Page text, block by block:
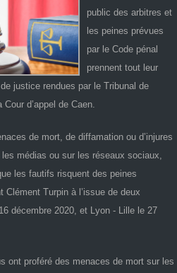
public des arbitres et
les peines prévues
par le Code pénal
prennent tout leur
justice rendues par le Tribunal de
d’appel de Caen.
de mort, de diffamation ou d’injures
médias ou sur les réseaux sociaux,
les fautifs risquent des peines
Turpin à l’issue de deux
décembre 2020, et Lyon - Lille le 27
ont proféré des menaces de mort sur les